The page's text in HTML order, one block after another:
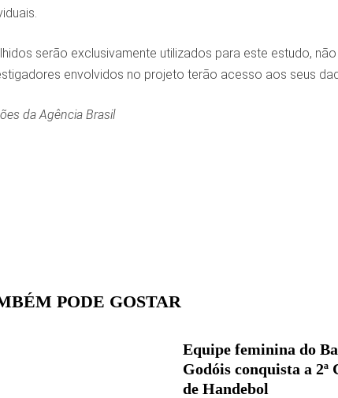
serão exclusivamente utilizados para este estudo,
envolvidos no projeto terão acesso aos seus
da Agência Brasil
PODE GOSTAR
Equipe feminina do
Godóis conquista a 2ª
de Handebol